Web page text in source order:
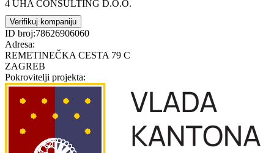
4 UHA CONSULTING D.O.O.
Verifikuj kompaniju
ID broj:78626906060
Adresa:
REMETINEČKA CESTA 79 C
ZAGREB
Pokrovitelji projekta: